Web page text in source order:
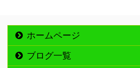
ホームページ
ブログ一覧